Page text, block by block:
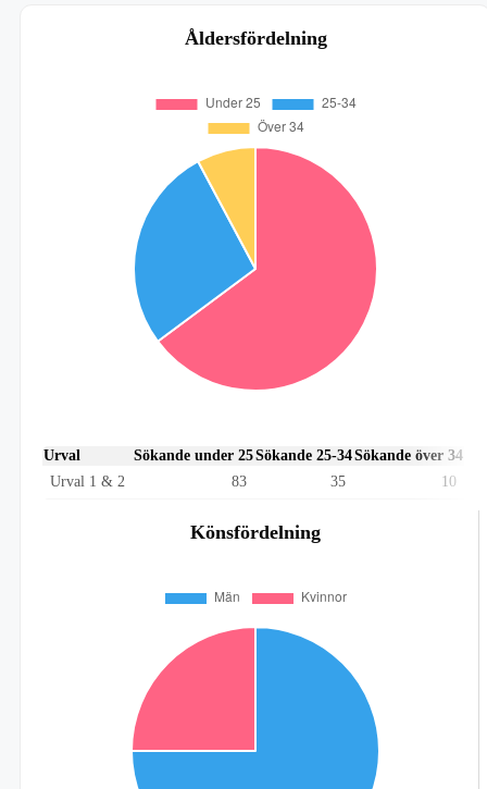
Åldersfördelning
Urval Sökande under 25Sökande 25-34Sökande över 34
Urval 1 & 2
83 35 10
Könsfördelning